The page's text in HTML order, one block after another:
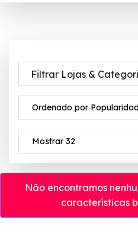
Filtrar Lojas &
Não encontramos
características